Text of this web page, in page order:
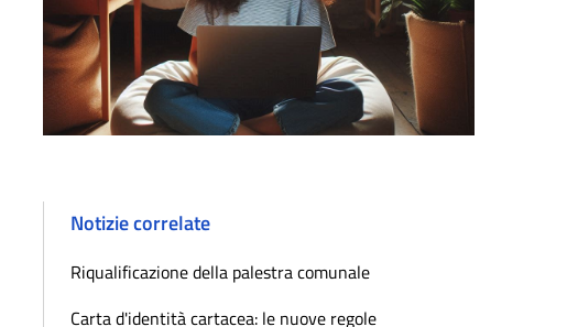
Notizie correlate
Riqualificazione della palestra comunale
Carta d'identità cartacea: le nuove regole